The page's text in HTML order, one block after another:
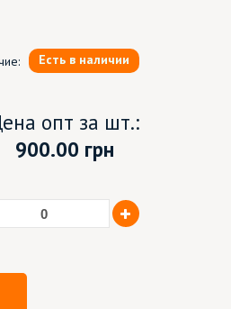
Есть в наличии
опт за шт.:
900.00 грн